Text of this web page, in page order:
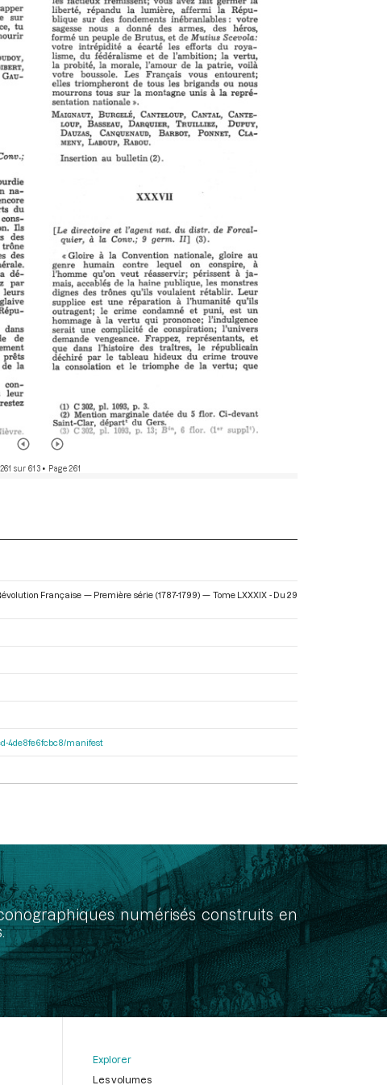
261 sur 613• Page 261
Française — Première série (1787-1799) — Tome LXXXIX - Du 29
4de8fe6fcbc8/manifest
numérisés construits en
Explorer
Les volumes